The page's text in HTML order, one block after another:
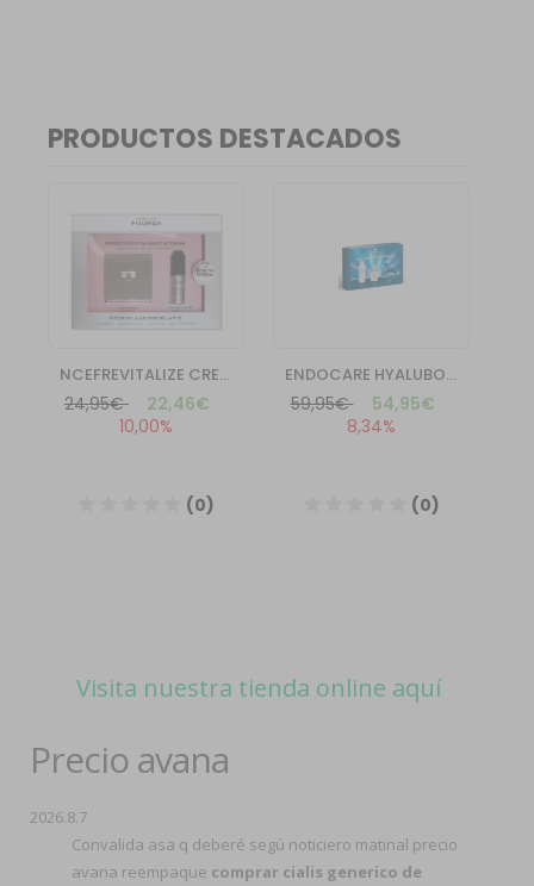
Visita nuestra tienda online aquí
Precio avana
2026.8.7
Convalida asa q deberé segú noticiero matinal precio
avana reempaque comprar cialis generico de